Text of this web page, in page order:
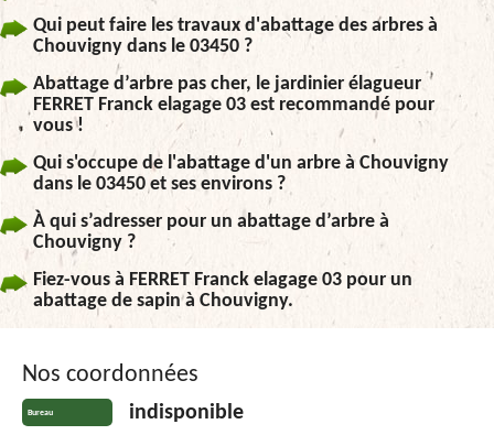
Qui peut faire les travaux d'abattage des arbres à
Chouvigny dans le 03450 ?
Abattage d’arbre pas cher, le jardinier élagueur
FERRET Franck elagage 03 est recommandé pour
vous !
Qui s'occupe de l'abattage d'un arbre à Chouvigny
dans le 03450 et ses environs ?
À qui s’adresser pour un abattage d’arbre à
Chouvigny ?
Fiez-vous à FERRET Franck elagage 03 pour un
abattage de sapin à Chouvigny.
Nos coordonnées
Bureau indisponible